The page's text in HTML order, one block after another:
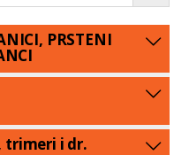
PRSTENI
trimeri i dr.